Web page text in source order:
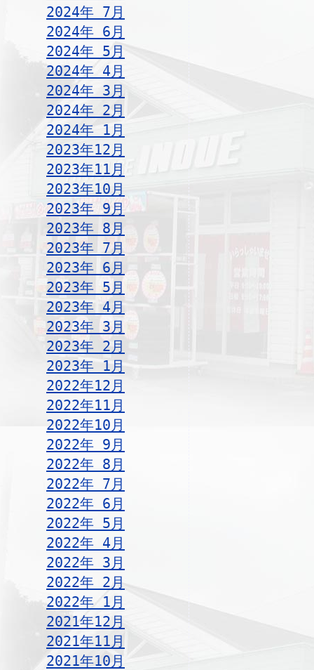
2024年 7月
2024年 6月
2024年 5月
2024年 4月
2024年 3月
2024年 2月
2024年 1月
2023年12月
2023年11月
2023年10月
2023年 9月
2023年 8月
2023年 7月
2023年 6月
2023年 5月
2023年 4月
2023年 3月
2023年 2月
2023年 1月
2022年12月
2022年11月
2022年10月
2022年 9月
2022年 8月
2022年 7月
2022年 6月
2022年 5月
2022年 4月
2022年 3月
2022年 2月
2022年 1月
2021年12月
2021年11月
2021年10月